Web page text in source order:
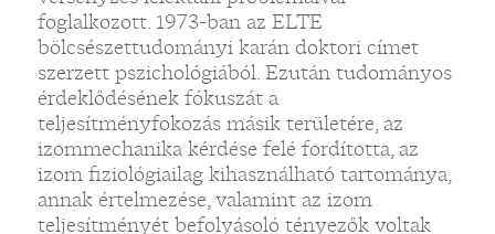
foglalkozott. 1973-ban az ELTE
bölcsészettudományi karán doktori címet
szerzett pszichológiából. Ezután tudományos
érdeklődésének fókuszát a
teljesítményfokozás másik területére, az
izommechanika kérdése felé fordította, az
izom fiziológiailag kihasználható tartománya,
annak értelmezése, valamint az izom
teljesítményét befolyásoló tényezők voltak